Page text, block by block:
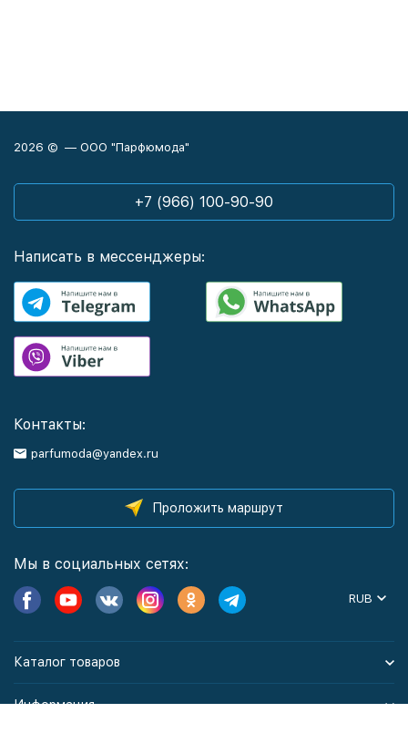
2026 © — ООО "Парфюмода"
+7 (966) 100-90-90
Написать в мессенджеры:
Контакты:
parfumoda@yandex.ru
Проложить маршрут
Мы в социальных сетях:
RUB
Каталог товаров
Информация